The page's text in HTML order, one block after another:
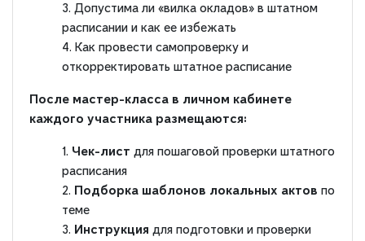
Допустима ли «вилка окладов» в штатном
расписании и как ее избежать
Как провести самопроверку и
откорректировать штатное расписание
После мастер-класса в личном кабинете
каждого участника размещаются:
Чек-лист для пошаговой проверки штатного
расписания
Подборка шаблонов локальных актов по
теме
Инструкция для подготовки и проверки